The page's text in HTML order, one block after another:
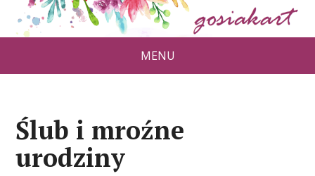
MENU
Ślub i mroźne
urodziny